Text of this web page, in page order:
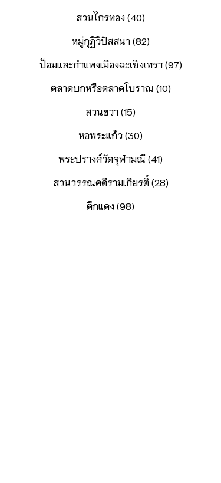
สวนไกรทอง (40)
หมู่กุฏิวิปัสสนา (82)
ป้อมและกำแพงเมืองฉะเชิงเทรา (97)
ตลาดบกหรือตลาดโบราณ (10)
สวนขวา (15)
หอพระแก้ว (30)
พระปรางค์วัดจุฬามณี (41)
สวนวรรณคดีรามเกียรติ์ (28)
ตึกแดง (98)